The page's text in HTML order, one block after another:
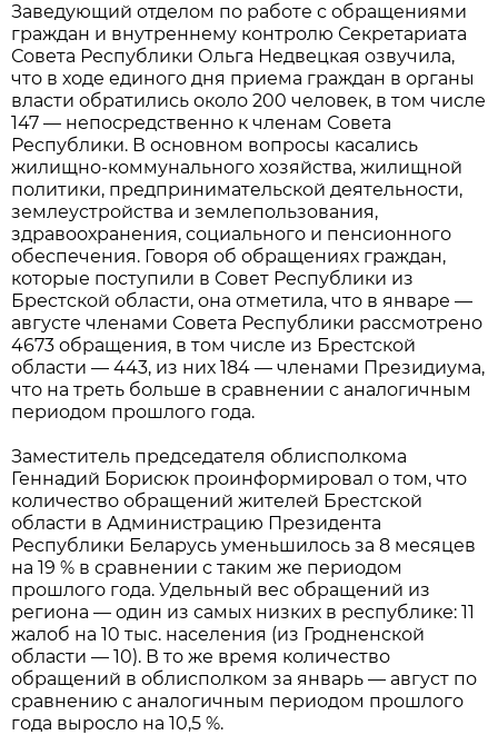
Заведующий отделом по работе с обращениями
граждан и внутреннему контролю Секретариата
Совета Республики Ольга Недвецкая озвучила,
что в ходе единого дня приема граждан в органы
власти обратились около 200 человек, в том числе
147 — непосредственно к членам Совета
Республики. В основном вопросы касались
жилищно-коммунального хозяйства, жилищной
политики, предпринимательской деятельности,
землеустройства и землепользования,
здравоохранения, социального и пенсионного
обеспечения. Говоря об обращениях граждан,
которые поступили в Совет Республики из
Брестской области, она отметила, что в январе —
августе членами Совета Республики рассмотрено
4673 обращения, в том числе из Брестской
области — 443, из них 184 — членами Президиума,
что на треть больше в сравнении с аналогичным
периодом прошлого года.
Заместитель председателя облисполкома
Геннадий Борисюк проинформировал о том, что
количество обращений жителей Брестской
области в Администрацию Президента
Республики Беларусь уменьшилось за 8 месяцев
на 19 % в сравнении с таким же периодом
прошлого года. Удельный вес обращений из
региона — один из самых низких в республике: 11
жалоб на 10 тыс. населения (из Гродненской
области — 10). В то же время количество
обращений в облисполком за январь — август по
сравнению с аналогичным периодом прошлого
года выросло на 10,5 %.